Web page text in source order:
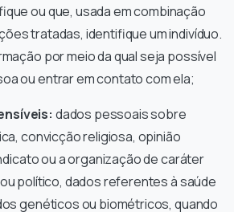
ou que, usada em combinação
tratadas, identifique um indivíduo.
por meio da qual seja possível
ou entrar em contato com ela;
dados pessoais sobre
convicção religiosa, opinião
ou a organização de caráter
político, dados referentes à saúde
genéticos ou biométricos, quando